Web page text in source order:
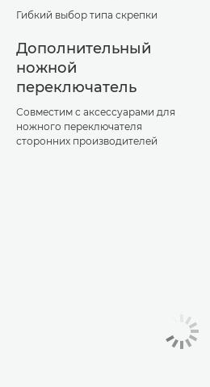
Гибкий выбор типа скрепки
Дополнительный
ножной
переключатель
Совместим с аксессуарами для
ножного переключателя
сторонних производителей